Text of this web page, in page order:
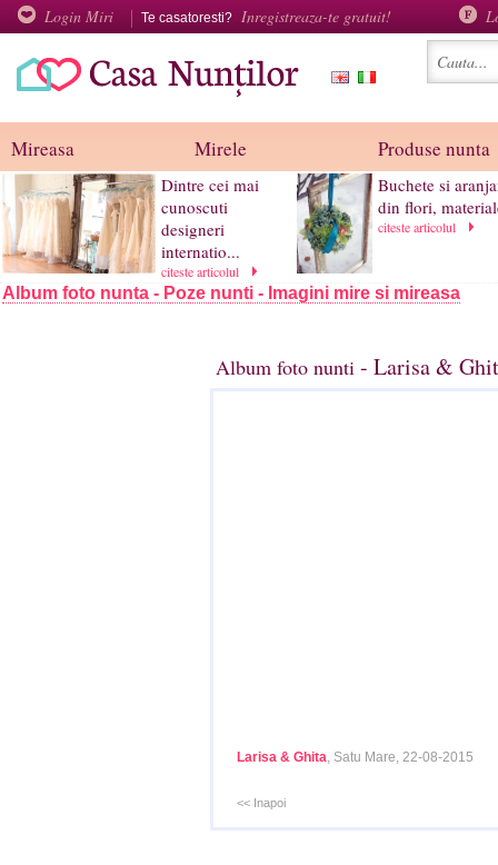
Login Miri Te casatoresti? Inregistreaza-te gratuit!
Mireasa Mirele Produse nunta
Dintre cei mai
cunoscuti
designeri
internatio...
citeste articolul
Buchete si
din flori,
citeste articolul
Album foto nunta - Poze nunti - Imagini mire si mireasa
Album foto nunti - Larisa &
Larisa & Ghita, Satu Mare, 22-08-2015
<< Inapoi